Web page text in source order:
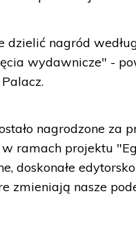
nagród
wydawnicze" -
nagrodzone za
ramach projektu
doskonałe
zmieniają nasze